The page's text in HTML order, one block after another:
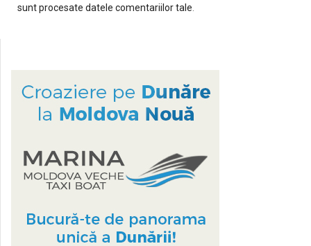
sunt procesate datele comentariilor tale